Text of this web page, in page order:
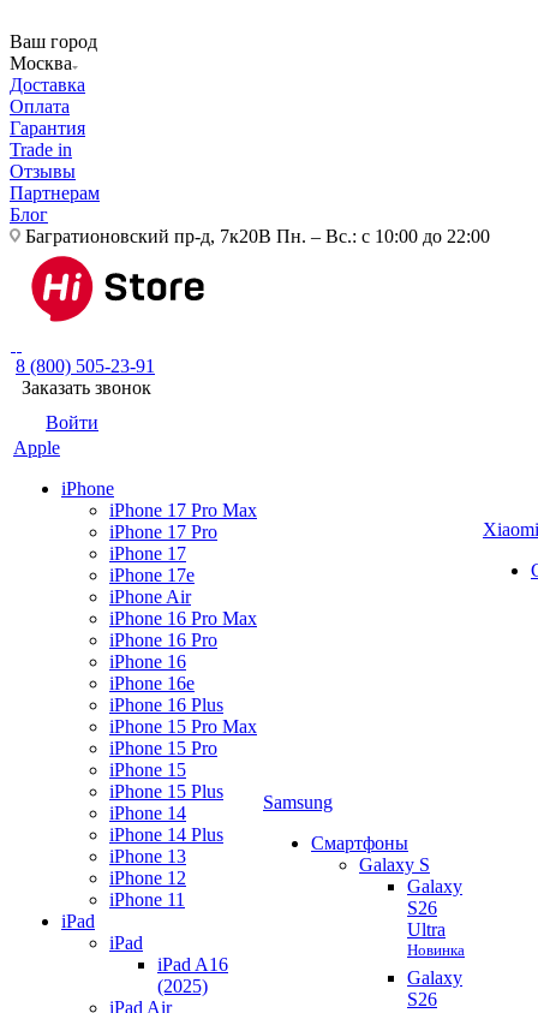
Ваш город
Москва
Доставка
Оплата
Гарантия
Trade in
Отзывы
Партнерам
Блог
Багратионовский пр-д, 7к20В Пн. – Вс.: с 10:00 до 22:00
8 (800) 505-23-91
Заказать звонок
Войти
Apple
iPhone
iPhone 17 Pro Max
iPhone 17 Pro
iPhone 17
iPhone 17e
iPhone Air
iPhone 16 Pro Max
iPhone 16 Pro
iPhone 16
iPhone 16e
iPhone 16 Plus
iPhone 15 Pro Max
iPhone 15 Pro
iPhone 15
iPhone 15 Plus
iPhone 14
iPhone 14 Plus
iPhone 13
iPhone 12
iPhone 11
iPad
iPad
iPad A16
(2025)
iPad Air
Samsung
Смартфоны
Galaxy S
Galaxy
S26
Ultra
Новинка
Galaxy
S26
Xiaomi